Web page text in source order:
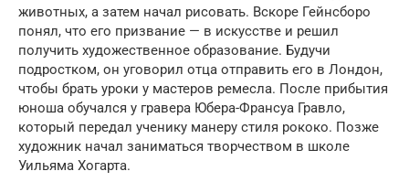
животных, а затем начал рисовать. Вскоре Гейнсборо
понял, что его призвание — в искусстве и решил
получить художественное образование. Будучи
подростком, он уговорил отца отправить его в Лондон,
чтобы брать уроки у мастеров ремесла. После прибытия
юноша обучался у гравера Юбера-Франсуа Гравло,
который передал ученику манеру стиля рококо. Позже
художник начал заниматься творчеством в школе
Уильяма Хогарта.